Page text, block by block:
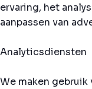
ervaring, het
aanpassen van
Analyticsdiensten
We maken